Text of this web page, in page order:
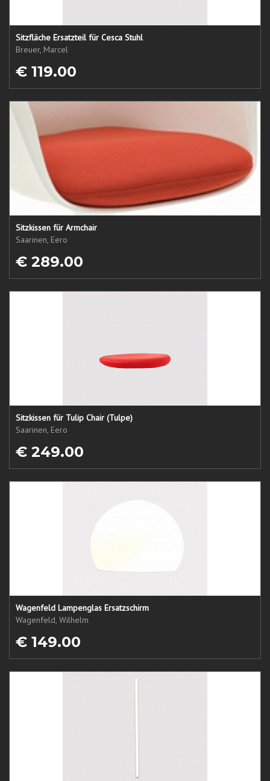
Sitzfläche Ersatzteil für Cesca Stuhl
Breuer, Marcel
€ 119.00
Sitzkissen für Armchair
Saarinen, Eero
€ 289.00
Sitzkissen für Tulip Chair (Tulpe)
Saarinen, Eero
€ 249.00
Wagenfeld Lampenglas Ersatzschirm
Wagenfeld, Wilhelm
€ 149.00